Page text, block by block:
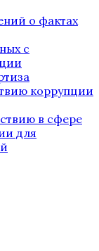
о фактах
с
коррупции
в сфере
для